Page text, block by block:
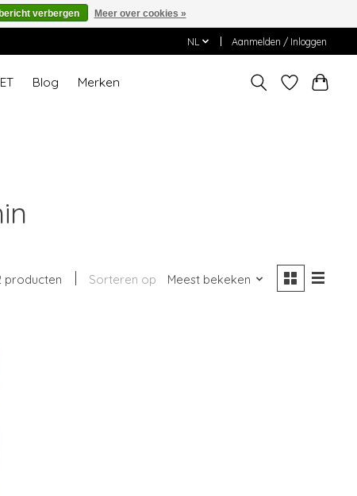
NL Aanmelden / Inloggen
Blog Merken
producten Sorteren op Meest bekeken
verbergen Meer over cookies »